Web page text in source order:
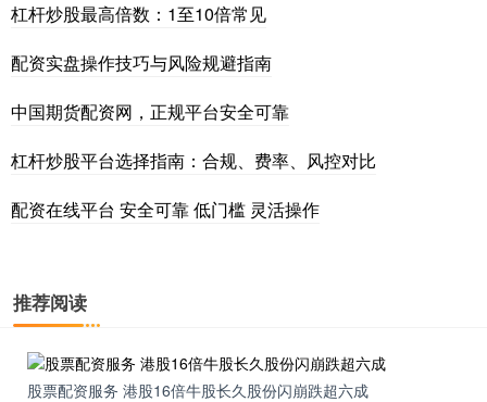
杠杆炒股最高倍数：1至10倍常见
配资实盘操作技巧与风险规避指南
中国期货配资网，正规平台安全可靠
杠杆炒股平台选择指南：合规、费率、风控对比
配资在线平台 安全可靠 低门槛 灵活操作
推荐阅读
股票配资服务 港股16倍牛股长久股份闪崩跌超六成